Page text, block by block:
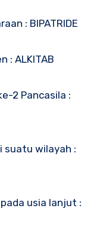
: BIPATRIDE
: ALKITAB
2 Pancasila :
suatu wilayah :
usia lanjut :